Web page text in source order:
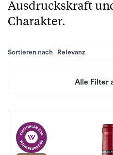
Ausdruckskraft
Charakter.
Sortieren nach Relevanz
Alle Filter
Herkunftsland
Rebsorte